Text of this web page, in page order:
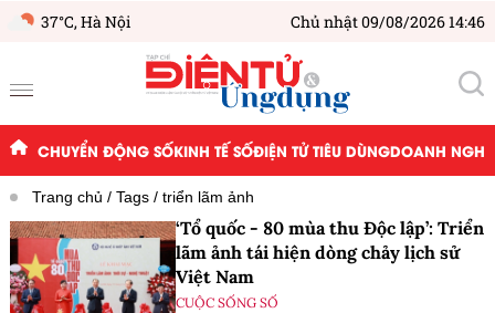
37°C,Hà Nội Chủ nhật 09/08/2026 14:46
CHUYỂN ĐỘNG SỐKINH TẾ SỐĐIỆN TỬ TIÊU DÙNGDOANH
Trang chủ Tags triển lãm ảnh
‘Tổ quốc - 80 mùa thu Độc lập’: Triển
lãm ảnh tái hiện dòng chảy lịch sử
Việt Nam
CUỘC SỐNG SỐ